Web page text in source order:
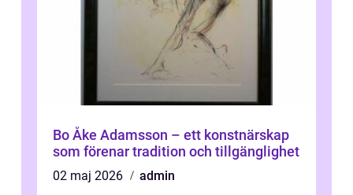
Bo Åke Adamsson – ett konstnärskap
som förenar tradition och tillgänglighet
02 maj 2026
admin